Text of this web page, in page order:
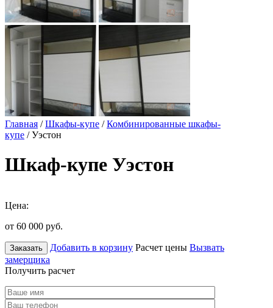
Главная /Шкафы-купе /Комбинированные шкафы-
купе / Уэстон
Шкаф-купе Уэстон
Цена:
от 60 000 руб.
Заказать Добавить в корзину Расчет цены Вызвать
замерщика
Получить расчет